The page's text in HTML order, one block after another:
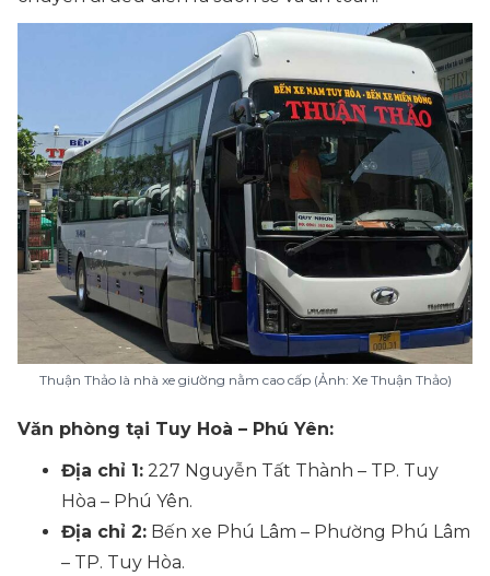
Thuận Thảo là nhà xe giường nằm cao cấp (Ảnh: Xe Thuận Thảo)
Văn phòng tại Tuy Hoà – Phú Yên:
Địa chỉ 1: 227 Nguyễn Tất Thành – TP. Tuy
Hòa – Phú Yên.
Địa chỉ 2: Bến xe Phú Lâm – Phường Phú Lâm
– TP. Tuy Hòa.